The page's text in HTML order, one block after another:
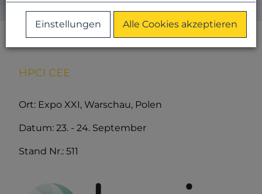
HPCI CEE
Ort: Expo XXI, Warschau, Polen
Datum: 23. - 24. September
Stand Nr.: 511
Einstellungen Alle Cookies akzeptieren